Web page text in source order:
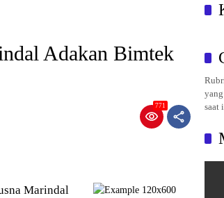
Adakan Bimtek
771
Marindal
saat